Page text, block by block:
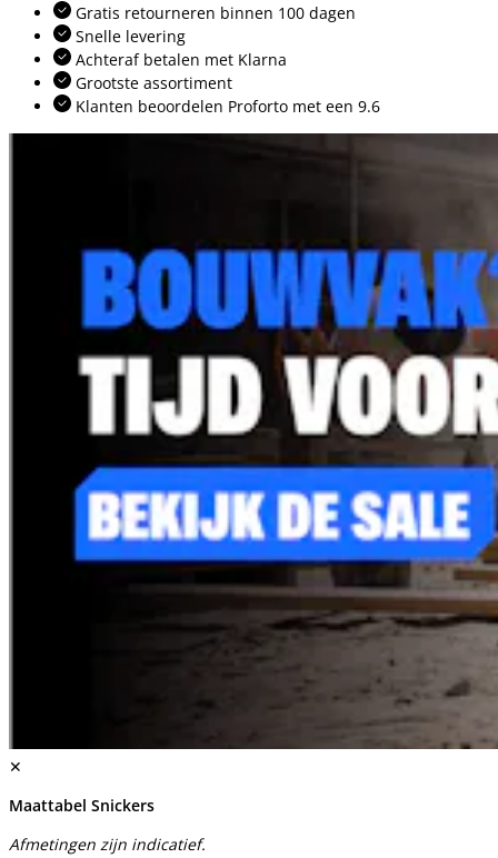
Gratis retourneren binnen 100 dagen
Snelle levering
Achteraf betalen met Klarna
Grootste assortiment
Klanten beoordelen Proforto met een 9.6
✕
Maattabel Snickers
Afmetingen zijn indicatief.